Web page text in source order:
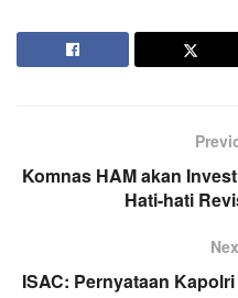
Komnas HAM akan
Hati-hati
ISAC: Pernyataan